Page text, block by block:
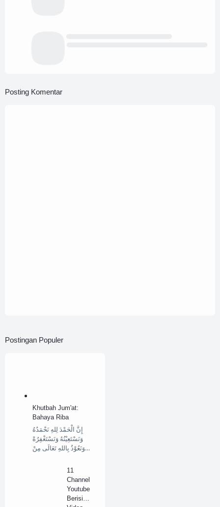
Posting Komentar
Postingan Populer
Khutbah Jum'at:
Bahaya Riba
إِنَّ الْحَمْدَ لِلهِ نَحْمَدُهُ
وَنَسْتَعِيْنُهُ وَنَسْتَغْفِرُهْ
وَنَعُوْذُ بِاللهِ تَعَالَى مِنْ…
11
Channel
Youtube
Berisi